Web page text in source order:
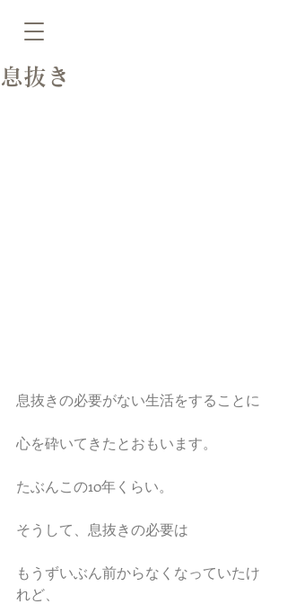
息抜き
息抜きの必要がない生活をすることに
心を砕いてきたとおもいます。
たぶんこの10年くらい。
そうして、息抜きの必要は
もうずいぶん前からなくなっていたけ
れど、